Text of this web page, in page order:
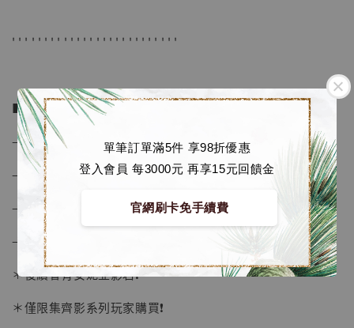
單筆訂單滿5件 享98折優惠
登入會員 每3000元 再享15元回饋金
官網刷卡免手續費
' ' ' ' ' ' ' ' ' ' ' ' ' ' ' ' ' ' ' ' ' ' ' ' ' '
■ 商品資訊：
– 比例 1/6
– 安妮亞高度約 21 cm
– 材質為 進口樹脂, 進口透明PU
– 附產品典藏卡
＊後續會有安妮亞影岩❗️
＊僅限集齊影系列玩家購買❗️